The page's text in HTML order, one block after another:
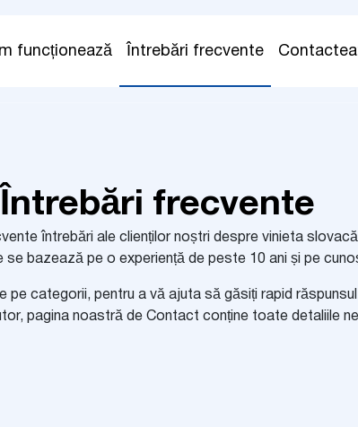
funcționează Întrebări frecvente
Întrebări frecvente
întrebări ale clienților noștri despre vinieta
se bazează pe o experiență de peste 10 ani și pe
pe categorii, pentru a vă ajuta să găsiți rapid
pagina noastră de Contact conține toate detaliile